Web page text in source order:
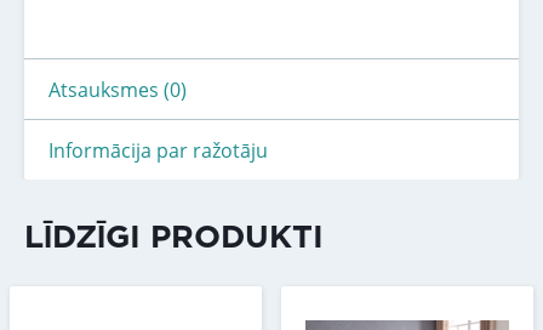
Atsauksmes (0)
Informācija par ražotāju
LĪDZĪGI PRODUKTI